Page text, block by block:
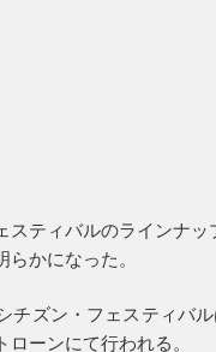
ティバルのラインナ
かになった。
チズン・フェスティバ
ーンにて行われる。